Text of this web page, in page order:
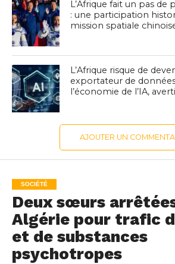
L’Afrique fait un pas de
: une participation
mission spatiale
L’Afrique risque de
exportateur de
l’économie de l’IA,
AJOUTER UN
SOCIÉTÉ
Deux sœurs
Algérie pour trafic
et de substances
psychotropes